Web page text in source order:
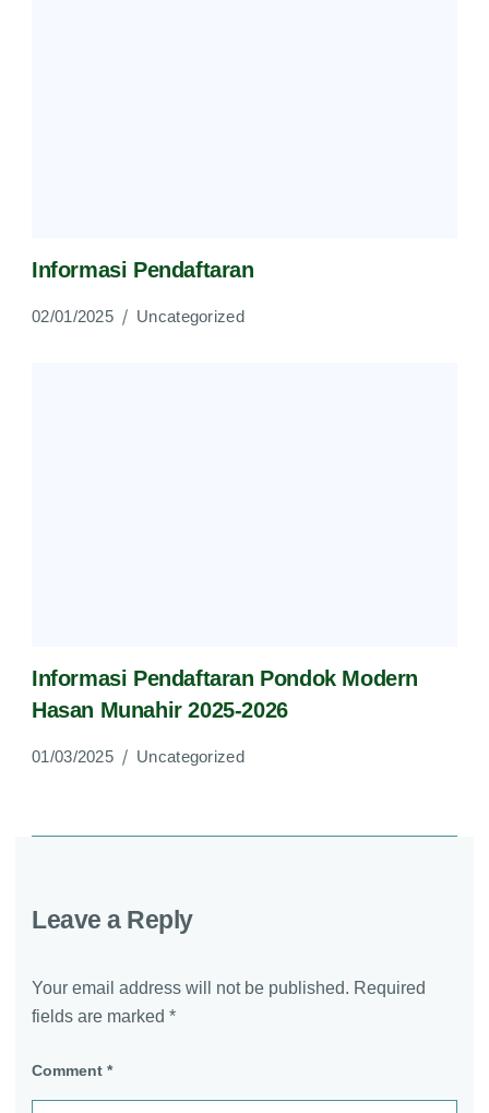
Informasi Pendaftaran
02/01/2025 Uncategorized
Informasi Pendaftaran Pondok Modern
Hasan Munahir 2025-2026
01/03/2025 Uncategorized
Leave a Reply
Your email address will not be published. Required
fields are marked *
Comment *